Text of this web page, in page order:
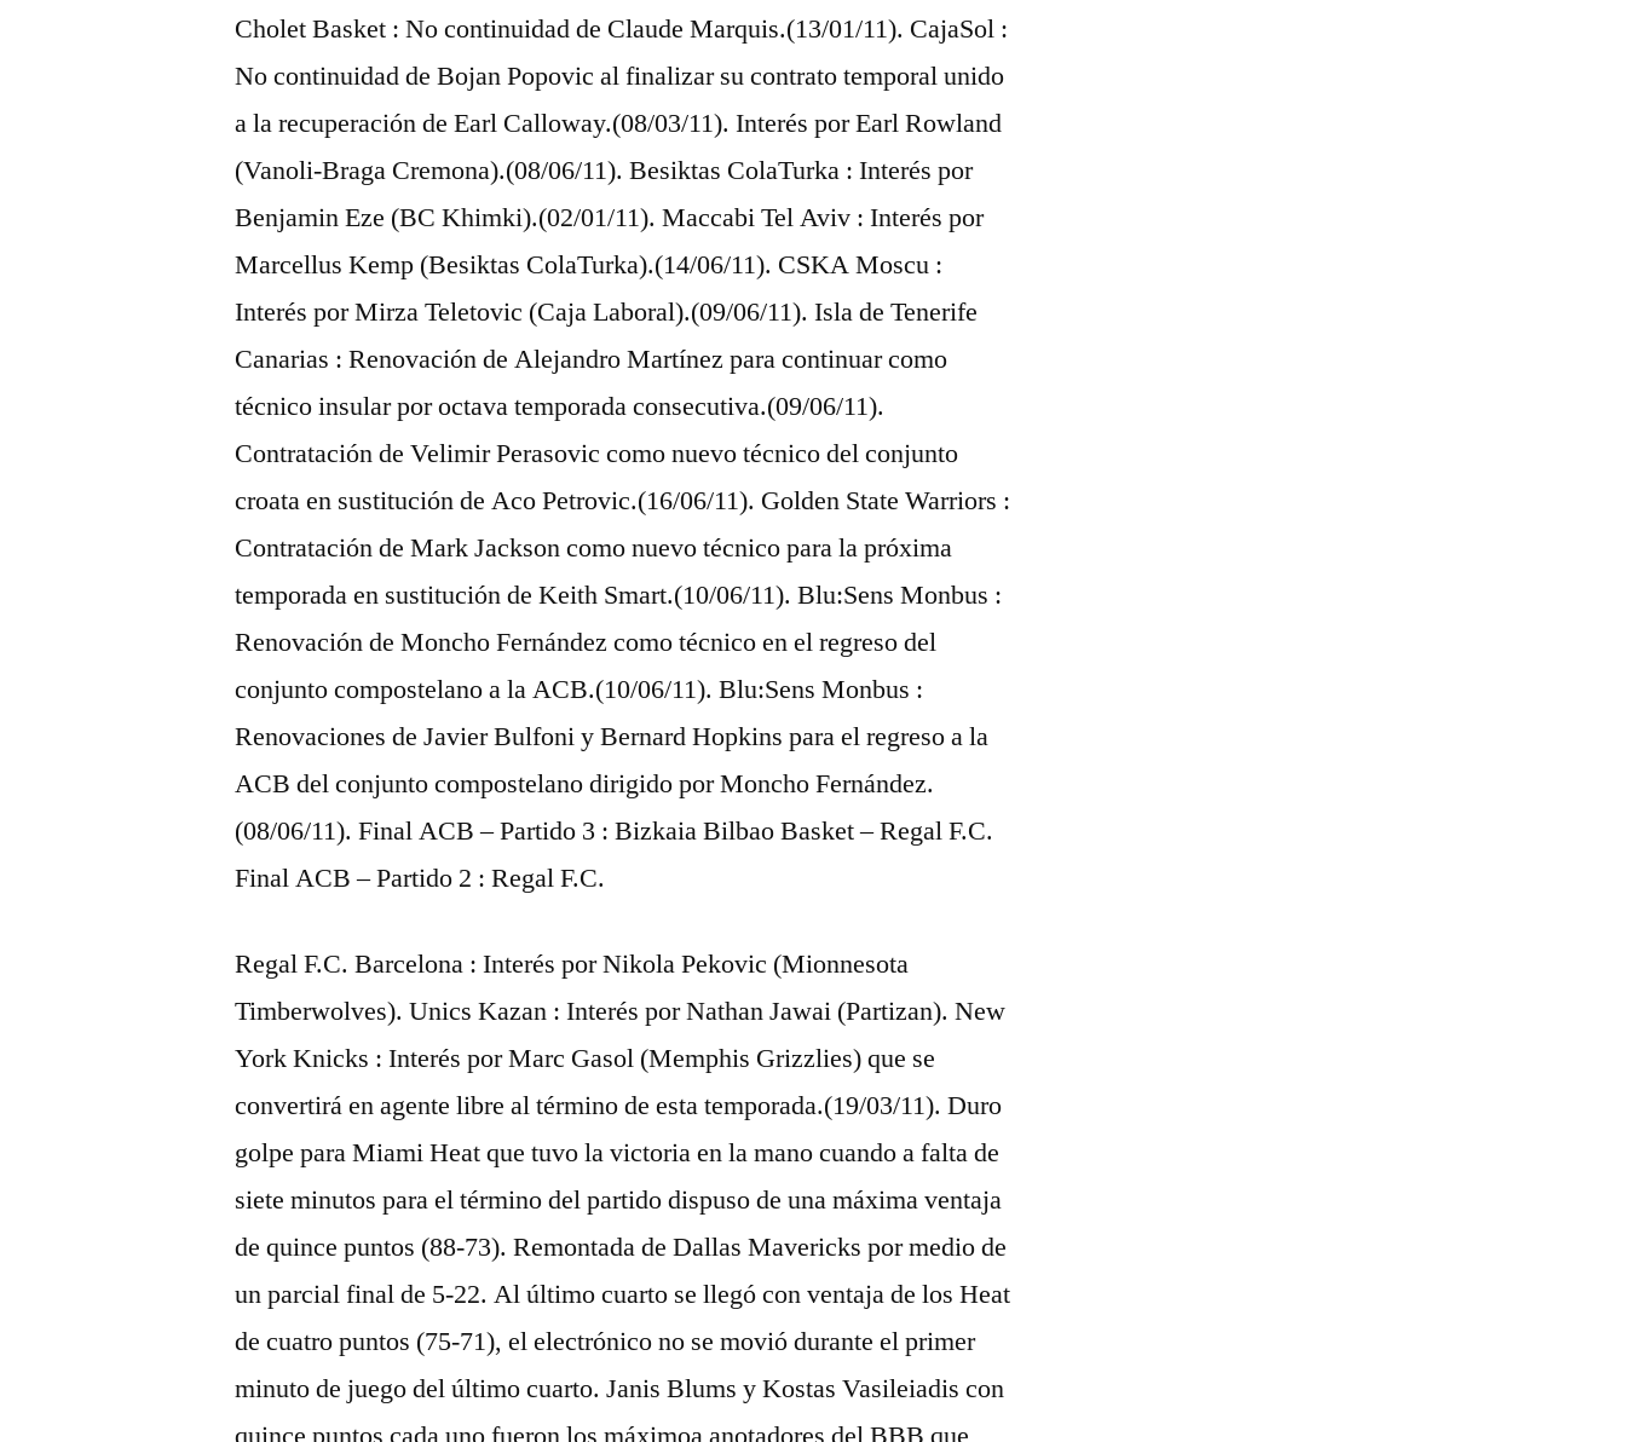
Cholet Basket : No continuidad de Claude Marquis.(13/01/11). CajaSol :
No continuidad de Bojan Popovic al finalizar su contrato temporal unido
a la recuperación de Earl Calloway.(08/03/11). Interés por Earl Rowland
(Vanoli-Braga Cremona).(08/06/11). Besiktas ColaTurka : Interés por
Benjamin Eze (BC Khimki).(02/01/11). Maccabi Tel Aviv : Interés por
Marcellus Kemp (Besiktas ColaTurka).(14/06/11). CSKA Moscu :
Interés por Mirza Teletovic (Caja Laboral).(09/06/11). Isla de Tenerife
Canarias : Renovación de Alejandro Martínez para continuar como
técnico insular por octava temporada consecutiva.(09/06/11).
Contratación de Velimir Perasovic como nuevo técnico del conjunto
croata en sustitución de Aco Petrovic.(16/06/11). Golden State Warriors :
Contratación de Mark Jackson como nuevo técnico para la próxima
temporada en sustitución de Keith Smart.(10/06/11). Blu:Sens Monbus :
Renovación de Moncho Fernández como técnico en el regreso del
conjunto compostelano a la ACB.(10/06/11). Blu:Sens Monbus :
Renovaciones de Javier Bulfoni y Bernard Hopkins para el regreso a la
ACB del conjunto compostelano dirigido por Moncho Fernández.
(08/06/11). Final ACB – Partido 3 : Bizkaia Bilbao Basket – Regal F.C.
Final ACB – Partido 2 : Regal F.C.
Regal F.C. Barcelona : Interés por Nikola Pekovic (Mionnesota
Timberwolves). Unics Kazan : Interés por Nathan Jawai (Partizan). New
York Knicks : Interés por Marc Gasol (Memphis Grizzlies) que se
convertirá en agente libre al término de esta temporada.(19/03/11). Duro
golpe para Miami Heat que tuvo la victoria en la mano cuando a falta de
siete minutos para el término del partido dispuso de una máxima ventaja
de quince puntos (88-73). Remontada de Dallas Mavericks por medio de
un parcial final de 5-22. Al último cuarto se llegó con ventaja de los Heat
de cuatro puntos (75-71), el electrónico no se movió durante el primer
minuto de juego del último cuarto. Janis Blums y Kostas Vasileiadis con